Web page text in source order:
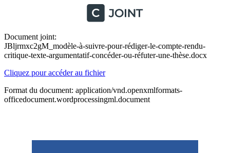
Document joint:
JBljrmxc2gM_modèle-à-suivre-pour-rédiger-le-compte-rendu-
critique-texte-argumentatif-concéder-ou-réfuter-une-thèse.docx
Cliquez pour accéder au fichier
Format du document: application/vnd.openxmlformats-
officedocument.wordprocessingml.document